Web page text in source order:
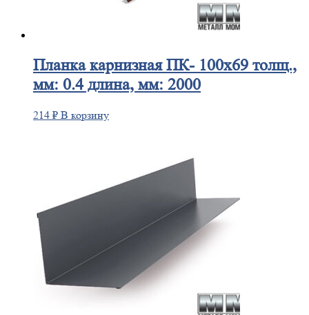
Планкакарнизная ПК- 100х69 толщ.,
мм: 0.4 длина, мм: 2000
214 ₽ В корзину